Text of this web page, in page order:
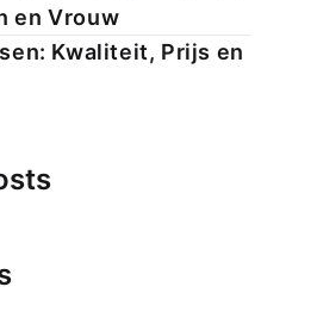
en Vrouw
Kwaliteit, Prijs en